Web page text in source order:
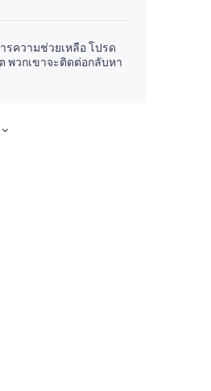
รความช่วยเหลือ โปรด
พวกเขาจะติดต่อกลับหา